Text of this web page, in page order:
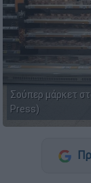
Σούπερ μάρκετ
Press)